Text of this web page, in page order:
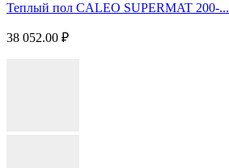
Теплый пол CALEO SUPERMAT 200-...
38 052.00 ₽